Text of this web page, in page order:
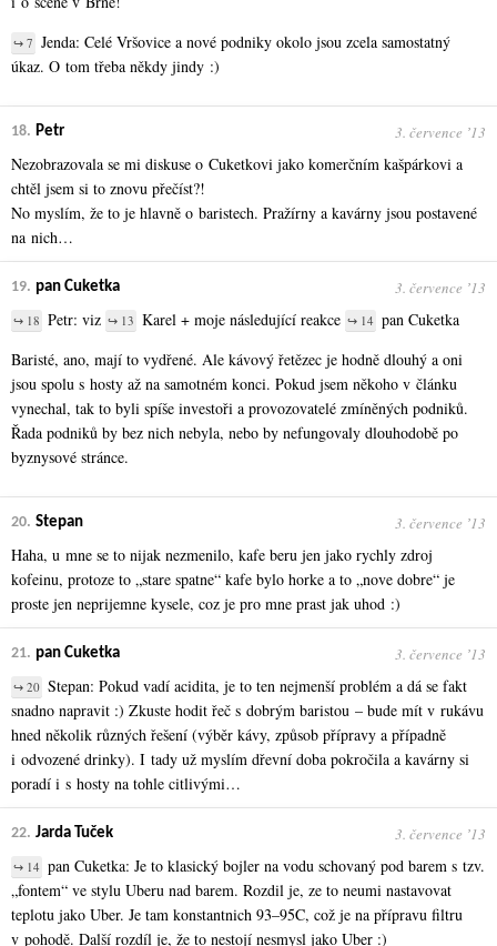
↪ 7 Jenda: Celé Vršovice a nové podniky okolo jsou zcela samostatný
úkaz. O tom třeba někdy jindy :)
18. Petr 3. července ʼ13
Nezobrazovala se mi diskuse o Cuketkovi jako komerčním kašpárkovi a
chtěl jsem si to znovu přečíst?!
No myslím, že to je hlavně o baristech. Pražírny a kavárny jsou postavené
na nich…
19. pan Cuketka 3. července ʼ13
↪ 18 Petr: viz ↪ 13 Karel + moje následující reakce ↪ 14 pan Cuketka
Baristé, ano, mají to vydřené. Ale kávový řetězec je hodně dlouhý a oni
jsou spolu s hosty až na samotném konci. Pokud jsem někoho v článku
vynechal, tak to byli spíše investoři a provozovatelé zmíněných podniků.
Řada podniků by bez nich nebyla, nebo by nefungovaly dlouhodobě po
byznysové stránce.
20. Stepan 3. července ʼ13
Haha, u mne se to nijak nezmenilo, kafe beru jen jako rychly zdroj
kofeinu, protoze to „stare spatne“ kafe bylo horke a to „nove dobre“ je
proste jen neprijemne kysele, coz je pro mne prast jak uhod :)
21. pan Cuketka 3. července ʼ13
↪ 20 Stepan: Pokud vadí acidita, je to ten nejmenší problém a dá se fakt
snadno napravit :) Zkuste hodit řeč s dobrým baristou – bude mít v rukávu
hned několik různých řešení (výběr kávy, způsob přípravy a případně
i odvozené drinky). I tady už myslím dřevní doba pokročila a kavárny si
poradí i s hosty na tohle citlivými…
22. Jarda Tuček 3. července ʼ13
↪ 14 pan Cuketka: Je to klasický bojler na vodu schovaný pod barem s tzv.
„fontem“ ve stylu Uberu nad barem. Rozdil je, ze to neumi nastavovat
teplotu jako Uber. Je tam konstantnich 93–95C, což je na přípravu filtru
v pohodě. Další rozdíl je, že to nestojí nesmysl jako Uber :)